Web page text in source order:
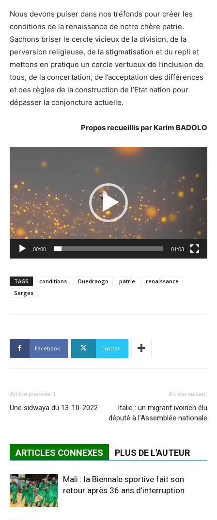
Nous devons puiser dans nos tréfonds pour créer les
conditions de la renaissance de notre chère patrie.
Sachons briser le cercle vicieux de la division, de la
perversion religieuse, de la stigmatisation et du repli et
mettons en pratique un cercle vertueux de l’inclusion de
tous, de la concertation, de l’acceptation des différences
et des règles de la construction de l’Etat nation pour
dépasser la conjoncture actuelle.
Propos recueillis par Karim BADOLO
Lecteur
00:00 01:03
TAGS conditions Ouedraogo patrie
renaissance
Serges
Facebook Twitter
Article précédent
Une sidwaya du 13-10-2022
Article suivant
Italie : un migrant ivoirien élu
député à l’Assemblée nationale
ARTICLES CONNEXES PLUS DE L'AUTEUR
Mali : la Biennale sportive fait son
retour après 36 ans d’interruption